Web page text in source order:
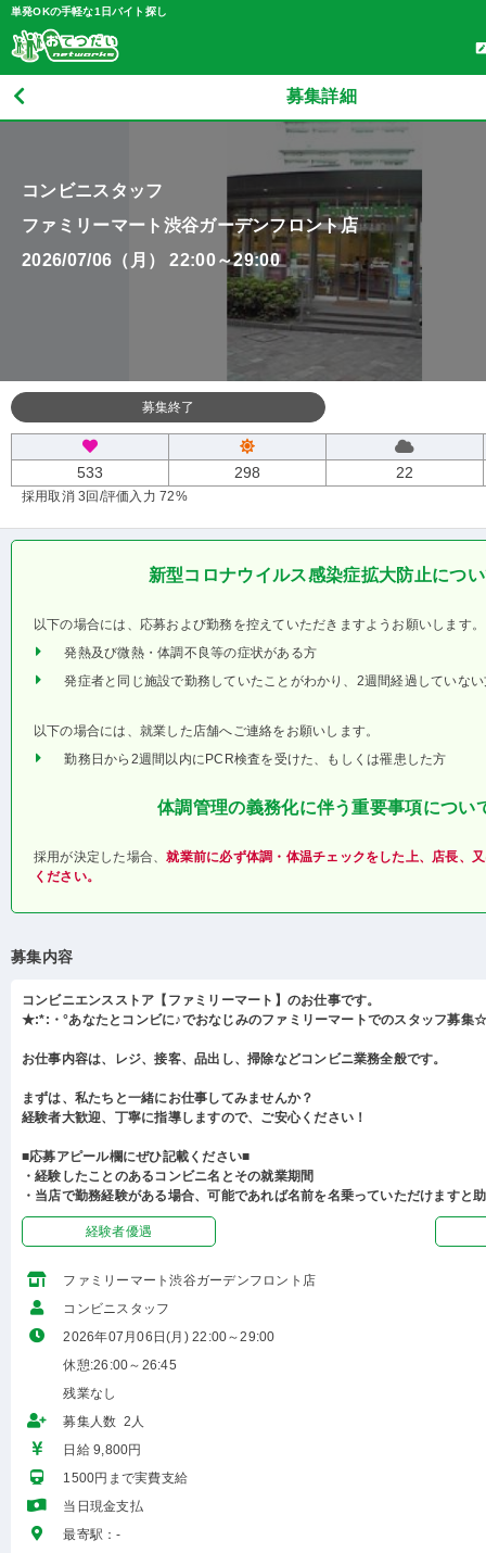
単発OKの手軽な1日バイト探し
募集詳細
コンビニスタッフ
ファミリーマート渋谷ガーデンフロント店
2026/07/06（月） 22:00～29:00
募集終了
533 298 22
採用取消 3回 /評価入力 72%
新型コロナウイルス感染症拡大防止につ
以下の場合には、応募および勤務を控えていただきますようお願いします。
発熱及び微熱・体調不良等の症状がある方
発症者と同じ施設で勤務していたことがわかり、2週間経過していな
以下の場合には、就業した店舗へご連絡をお願いします。
勤務日から2週間以内にPCR検査を受けた、もしくは罹患した方
体調管理の義務化に伴う重要事項につい
採用が決定した場合、就業前に必ず体調・体温チェックをした上、店長、
ください。
募集内容
コンビニエンスストア【ファミリーマート】のお仕事です。
★:*:・°あなたとコンビに♪でおなじみのファミリーマートでのスタッフ募集
お仕事内容は、レジ、接客、品出し、掃除などコンビニ業務全般です。
まずは、私たちと一緒にお仕事してみませんか？
経験者大歓迎、丁寧に指導しますので、ご安心ください！
■応募アピール欄にぜひ記載ください■
・経験したことのあるコンビニ名とその就業期間
・当店で勤務経験がある場合、可能であれば名前を名乗っていただけますと
経験者優遇
ファミリーマート渋谷ガーデンフロント店
コンビニスタッフ
2026年07月06日(月) 22:00～29:00
休憩:26:00～26:45
残業なし
募集人数 2人
日給 9,800円
1500円まで実費支給
当日現金支払
最寄駅：-